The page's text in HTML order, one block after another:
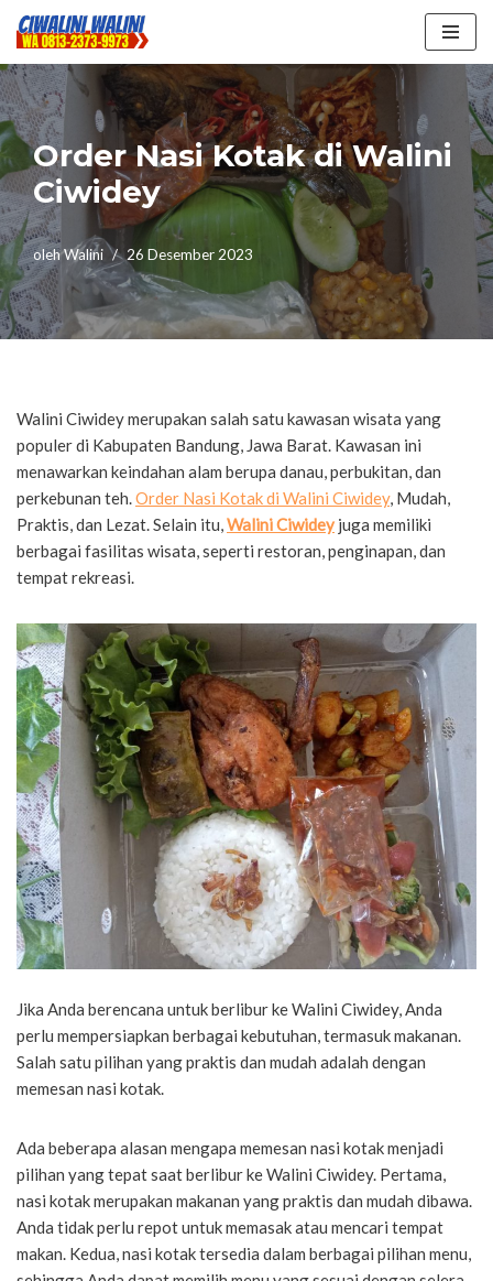
Lompat
ke
konten
Order Nasi Kotak di Walini
Ciwidey
olehWalini 26 Desember 2023
Walini Ciwidey merupakan salah satu kawasan wisata yang
populer di Kabupaten Bandung, Jawa Barat. Kawasan ini
menawarkan keindahan alam berupa danau, perbukitan, dan
perkebunan teh.Order Nasi Kotak di Walini Ciwidey, Mudah,
Praktis, dan Lezat. Selain itu,Walini Ciwidey juga memiliki
berbagai fasilitas wisata, seperti restoran, penginapan, dan
tempat rekreasi.
Jika Anda berencana untuk berlibur ke Walini Ciwidey, Anda
perlu mempersiapkan berbagai kebutuhan, termasuk makanan.
Salah satu pilihan yang praktis dan mudah adalah dengan
memesan nasi kotak.
Ada beberapa alasan mengapa memesan nasi kotak menjadi
pilihan yang tepat saat berlibur ke Walini Ciwidey. Pertama,
nasi kotak merupakan makanan yang praktis dan mudah dibawa.
Anda tidak perlu repot untuk memasak atau mencari tempat
makan. Kedua, nasi kotak tersedia dalam berbagai pilihan menu,